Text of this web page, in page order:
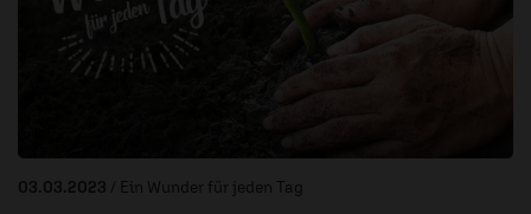
AUDIOTHEK
PROGRAMM
03.03.2023 / Ein Wunder für jeden Tag